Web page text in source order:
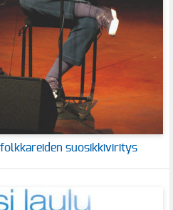
suosikkiviritys